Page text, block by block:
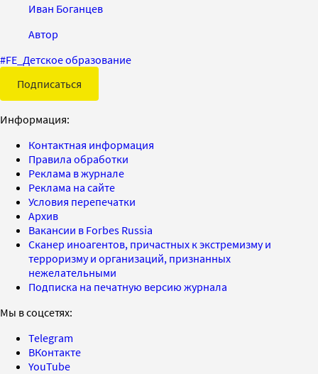
Иван Боганцев
Автор
#FE_Детское образование
Подписаться
Информация:
Контактная информация
Правила обработки
Реклама в журнале
Реклама на сайте
Условия перепечатки
Архив
Вакансии в Forbes Russia
Сканер иноагентов, причастных к экстремизму и
терроризму и организаций, признанных
нежелательными
Подписка на печатную версию журнала
Мы в соцсетях:
Telegram
ВКонтакте
YouTube